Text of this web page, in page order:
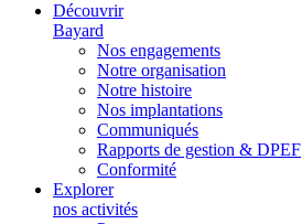
Découvrir
Bayard
Nos engagements
Notre organisation
Notre histoire
Nos implantations
Communiqués
Rapports de gestion & DPEF
Conformité
Explorer
nos activités